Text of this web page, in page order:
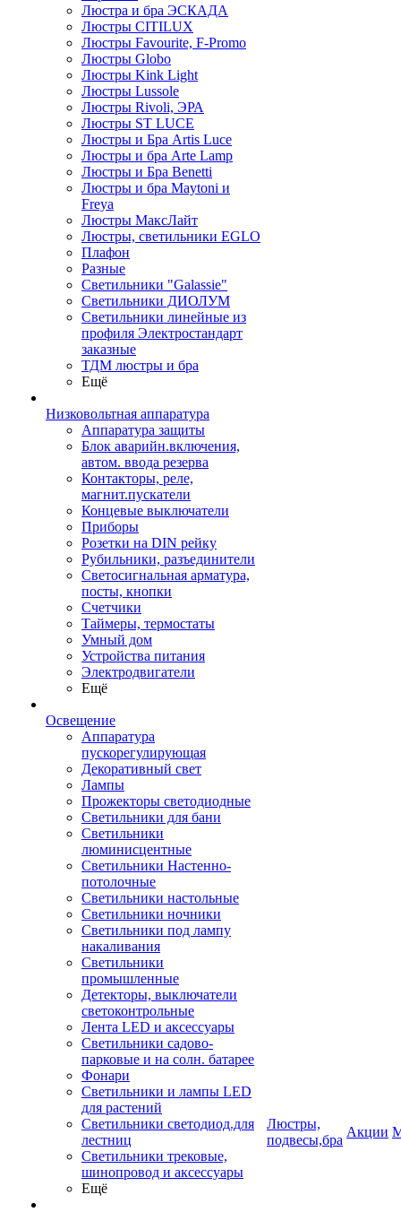
Люстра и бра ЭСКАДА
Люстры CITILUX
Люстры Favourite, F-Promo
Люстры Globo
Люстры Kink Light
Люстры Lussole
Люстры Rivoli, ЭРА
Люстры ST LUCE
Люстры и Бра Artis Luce
Люстры и бра Arte Lamp
Люстры и Бра Benetti
Люстры и бра Maytoni и
Freya
Люстры МаксЛайт
Люстры, светильники EGLO
Плафон
Разные
Светильники "Galassie"
Светильники ДИОЛУМ
Светильники линейные из
профиля Электростандарт
заказные
ТДМ люстры и бра
Ещё
Низковольтная аппаратура
Аппаратура защиты
Блок аварийн.включения,
автом. ввода резерва
Контакторы, реле,
магнит.пускатели
Концевые выключатели
Приборы
Розетки на DIN рейку
Рубильники, разъединители
Светосигнальная арматура,
посты, кнопки
Счетчики
Таймеры, термостаты
Умный дом
Устройства питания
Электродвигатели
Ещё
Освещение
Аппаратура
пускорегулирующая
Декоративный свет
Лампы
Прожекторы светодиодные
Светильники для бани
Светильники
люминисцентные
Светильники Настенно-
потолочные
Светильники настольные
Светильники ночники
Светильники под лампу
накаливания
Светильники
промышленные
Детекторы, выключатели
светоконтрольные
Лента LED и аксессуары
Светильники садово-
парковые и на солн. батарее
Фонари
Светильники и лампы LED
для растений
Светильники светодиод.для
лестниц
Светильники трековые,
шинопровод и аксессуары
Ещё
Люстры,
подвесы,бра
Акции